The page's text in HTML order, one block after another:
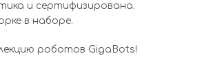
и сертифизирована.
в наборе.
роботов GigaBots!